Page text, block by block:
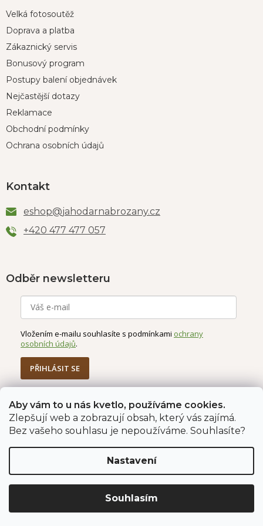
Aby vám to u nás kvetlo, používáme cookies.
Zlepšují web a zobrazují obsah, který vás zajímá.
Bez vašeho souhlasu je nepoužíváme. Souhlasíte?
Nastavení
Souhlasím
Velká fotosoutěž
Doprava a platba
Zákaznický servis
Bonusový program
Postupy balení objednávek
Nejčastější dotazy
Reklamace
Obchodní podmínky
Ochrana osobních údajů
Kontakt
eshop@jahodarnabrozany.cz
+420 477 477 057
Odběr newsletteru
Vložením e-mailu souhlasíte s podmínkami ochrany
osobních údajů.
PŘIHLÁSIT SE
Jahodárna Brozany Obchodní podmínky
Podmínky ochrany údajů
Vytvořil Shoptet Premium
Jahodárna Brozany nad Ohří s.r.o.